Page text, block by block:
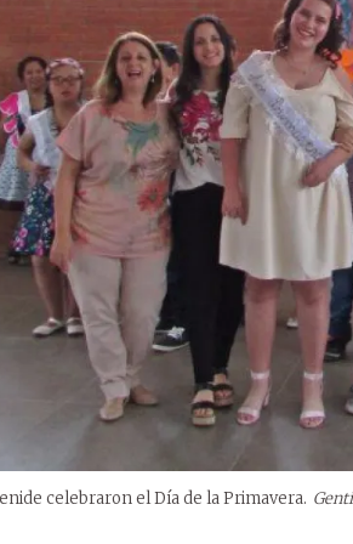
celebraron el Día de la Primavera.